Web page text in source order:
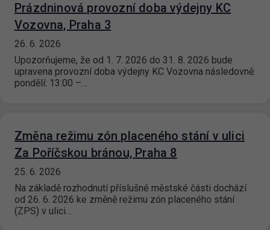
Prázdninová provozní doba výdejny KC
Vozovna, Praha 3
26. 6. 2026
Upozorňujeme, že od 1. 7. 2026 do 31. 8. 2026 bude
upravena provozní doba výdejny KC Vozovna následovně:
pondělí: 13:00 –…
Změna režimu zón placeného stání v ulici
Za Poříčskou bránou, Praha 8
25. 6. 2026
Na základě rozhodnutí příslušné městské části dochází
od 26. 6. 2026 ke změně režimu zón placeného stání
(ZPS) v ulici…